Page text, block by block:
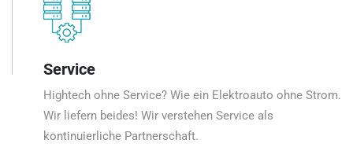
Service
Hightech ohne Service? Wie ein Elektroauto ohne Strom.
Wir liefern beides! Wir verstehen Service als
kontinuierliche Partnerschaft.